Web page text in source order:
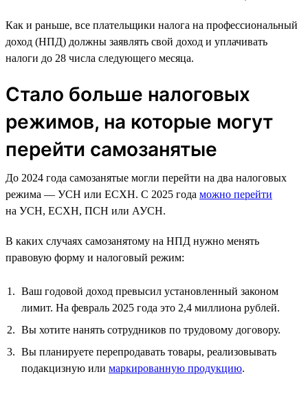
Как и раньше, все плательщики налога на профессиональный
доход (НПД) должны заявлять свой доход и уплачивать
налоги до 28 числа следующего месяца.
Стало больше налоговых
режимов, на которые могут
перейти самозанятые
До 2024 года самозанятые могли перейти на два налоговых
режима — УСН или ЕСХН. С 2025 года можно перейти
на УСН, ЕСХН, ПСН или АУСН.
В каких случаях самозанятому на НПД нужно менять
правовую форму и налоговый режим:
Ваш годовой доход превысил установленный законом
лимит. На февраль 2025 года это 2,4 миллиона рублей.
Вы хотите нанять сотрудников по трудовому договору.
Вы планируете перепродавать товары, реализовывать
подакцизную или маркированную продукцию.